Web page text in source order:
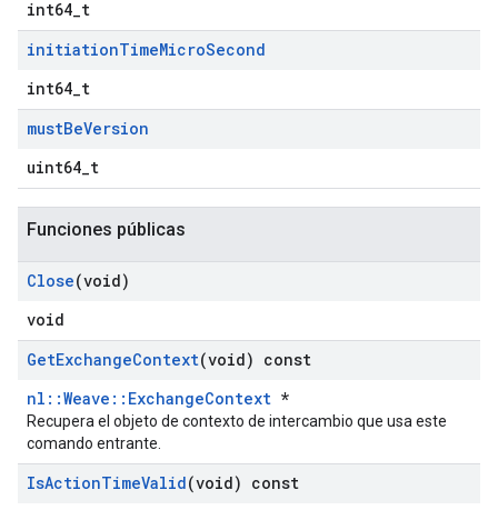
int64_t
initiationTimeMicroSecond
int64_t
mustBeVersion
uint64_t
Funciones públicas
Close(void)
void
GetExchangeContext(void) const
nl::Weave::ExchangeContext *
Recupera el objeto de contexto de intercambio que usa este
comando entrante.
IsActionTimeValid(void) const